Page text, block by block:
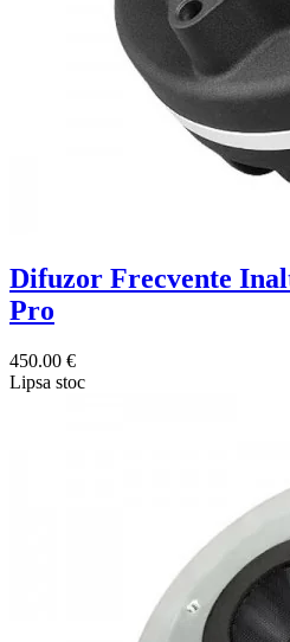
Difuzor Frecvente
Pro
450.00 €
Lipsa stoc